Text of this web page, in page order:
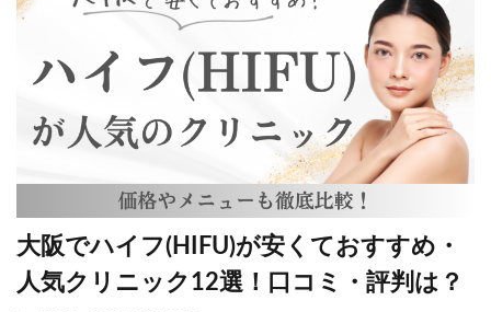
大阪でハイフ(HIFU)が安くておすすめ・
人気クリニック12選！口コミ・評判は？